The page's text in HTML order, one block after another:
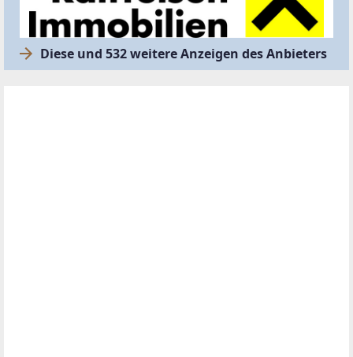
Diese und 532 weitere Anzeigen des Anbieters